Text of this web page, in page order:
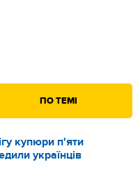
ПО ТЕМІ
купюри п'яти
українців